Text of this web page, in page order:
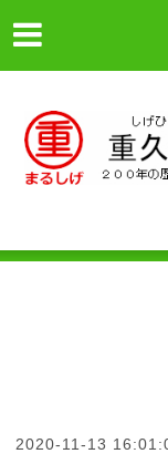
2020-11-13